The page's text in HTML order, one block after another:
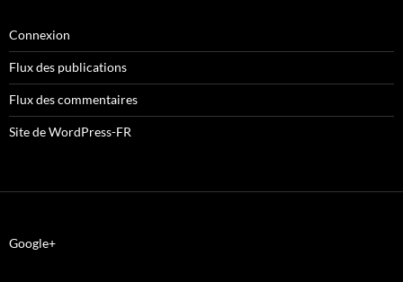
Connexion
Flux des publications
Flux des commentaires
Site de WordPress-FR
Google+